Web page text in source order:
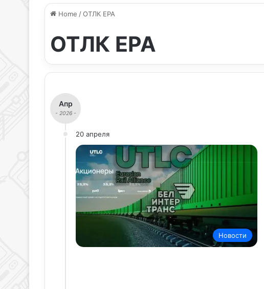
Home /ОТЛК ЕРА
ОТЛК ЕРА
Апр
- 2026 -
20 апреля
Новости